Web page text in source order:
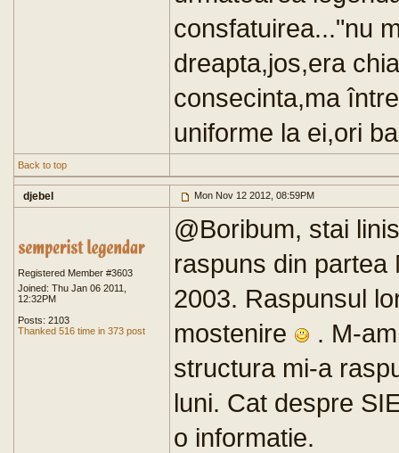
consfatuirea..."nu
dreapta,jos,era
consecinta,ma
uniforme la ei,ori
Back to top
djebel Mon Nov 12 2012, 08:59PM
Registered Member #3603
Joined: Thu Jan 06 2011,
12:32PM
Posts: 2103
Thanked 516 time in 373 post
@Boribum, stai
raspuns din partea
2003. Raspunsul
mostenire
. M-
structura mi-a
luni. Cat despre
o informatie.